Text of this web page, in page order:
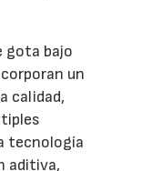
gota bajo
un
calidad,
tecnología
aditiva,